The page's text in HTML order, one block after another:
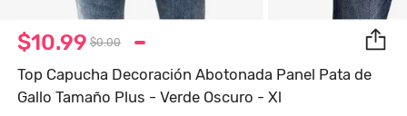
$10.99 $0.00
Top Capucha Decoración Abotonada Panel Pata de
Gallo Tamaño Plus - Verde Oscuro - Xl